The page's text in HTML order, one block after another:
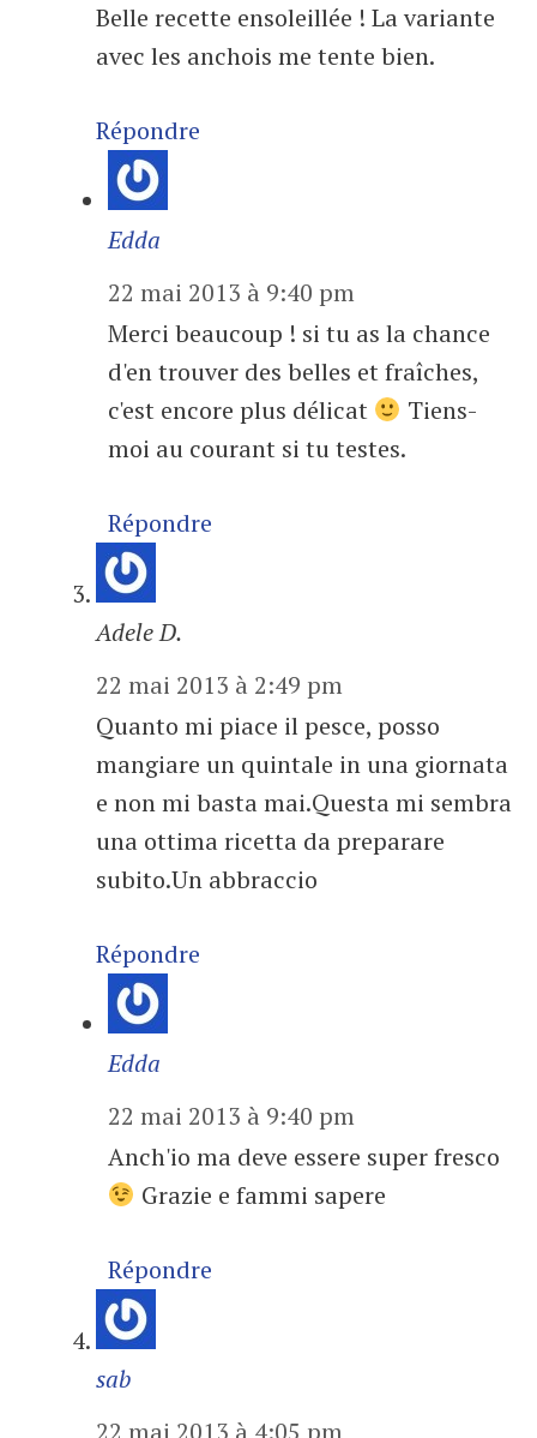
Belle recette ensoleillée ! La variante
avec les anchois me tente bien.
Répondre
Edda
22 mai 2013 à 9:40 pm
Merci beaucoup ! si tu as la chance
d'en trouver des belles et fraîches,
c'est encore plus délicat
Tiens-
moi au courant si tu testes.
Répondre
Adele D.
22 mai 2013 à 2:49 pm
Quanto mi piace il pesce, posso
mangiare un quintale in una giornata
e non mi basta mai.Questa mi sembra
una ottima ricetta da preparare
subito.Un abbraccio
Répondre
Edda
22 mai 2013 à 9:40 pm
Anch'io ma deve essere super fresco
Grazie e fammi sapere
Répondre
sab
22 mai 2013 à 4:05 pm